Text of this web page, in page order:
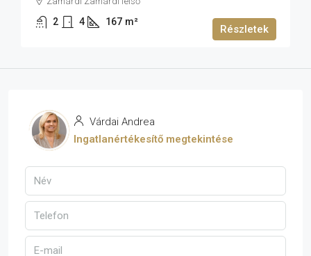
2 4 167 m²
Részletek
Várdai Andrea
Ingatlanértékesítő megtekintése